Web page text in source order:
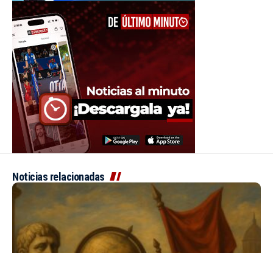
Noticias relacionadas